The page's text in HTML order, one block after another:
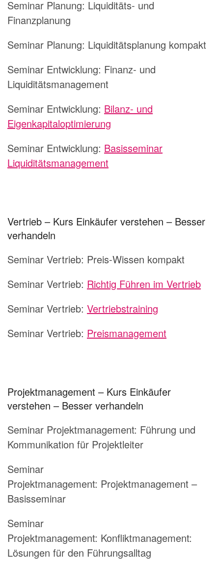
Seminar Planung: Liquiditäts- und
Finanzplanung
Seminar Planung: Liquiditätsplanung kompakt
Seminar Entwicklung: Finanz- und
Liquiditätsmanagement
Seminar Entwicklung: Bilanz- und
Eigenkapitaloptimierung
Seminar Entwicklung: Basisseminar
Liquiditätsmanagement
Vertrieb – Kurs Einkäufer verstehen – Besser
verhandeln
Seminar Vertrieb: Preis-Wissen kompakt
Seminar Vertrieb: Richtig Führen im Vertrieb
Seminar Vertrieb: Vertriebstraining
Seminar Vertrieb: Preismanagement
Projektmanagement – Kurs Einkäufer
verstehen – Besser verhandeln
Seminar Projektmanagement: Führung und
Kommunikation für Projektleiter
Seminar
Projektmanagement: Projektmanagement –
Basisseminar
Seminar
Projektmanagement: Konfliktmanagement:
Lösungen für den Führungsalltag